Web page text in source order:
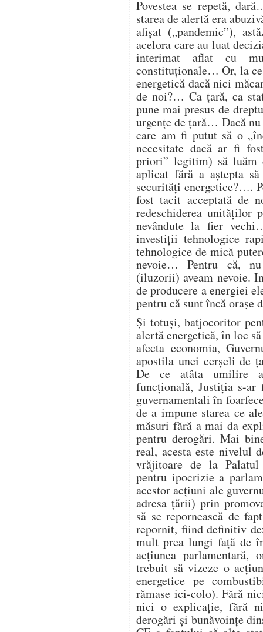
Povestea se repetă,
starea de alertă era
afișat („pandemic”),
acelora care au luat
interimat aflat cu
constituționale… Or, la
energetică dacă nici
de noi?… Ca țară, ca
pune mai presus de
urgențe de țară… Dacă
care am fi putut să o
necesitate dacă ar fi
priori” legitim) să luăm
aplicat fără a aștepta
securități energetice?….
fost tacit acceptată de
redeschiderea unităților
nevândute la fier
investiții tehnologice
tehnologice de mică
nevoie… Pentru că,
(iluzorii) aveam nevoie.
de producere a energiei
pentru că sunt încă orașe
Și totuși, batjocoritor
alertă energetică, în loc
afecta economia,
apostila unei cerșeli de
De ce atâta umilire
funcțională, Justiția s-
guvernamentali în
de a impune starea ce
măsuri fără a mai da
pentru derogări. Mai
real, acesta este nivelul
vrăjitoare de la
pentru ipocrizie a
acestor acțiuni ale
adresa țării) prin
să se repornească de
repornit, fiind definitiv
mult prea lungi față de
acțiunea
trebuit să vizeze o
energetice pe
rămase ici-colo). Fără
nici o explicație, fără
derogări și bunăvoințe